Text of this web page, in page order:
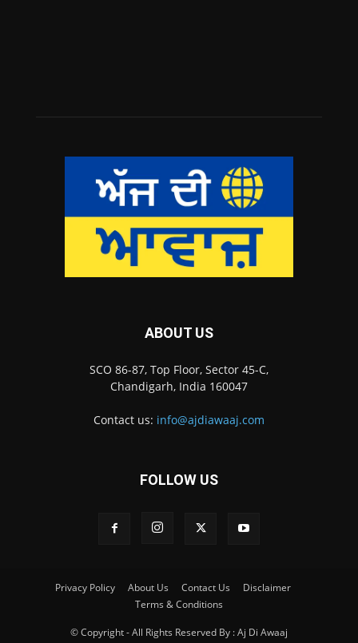
ABOUT US
SCO 86-87, Top Floor, Sector 45-C,
Chandigarh, India 160047
Contact us: info@ajdiawaaj.com
FOLLOW US
Privacy Policy About Us Contact Us
Disclaimer
Terms & Conditions
© Copyright - All Rights Reserved By : Aj Di Awaaj